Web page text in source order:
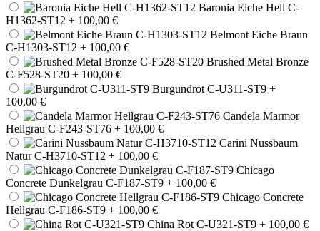
Baronia Eiche Hell C-
H1362-ST12 + 100,00 €
Belmont Eiche Braun
C-H1303-ST12 + 100,00 €
Brushed Metal Bronze
C-F528-ST20 + 100,00 €
Burgundrot C-U311-ST9 +
100,00 €
Candela Marmor
Hellgrau C-F243-ST76 + 100,00 €
Carini Nussbaum
Natur C-H3710-ST12 + 100,00 €
Chicago
Concrete Dunkelgrau C-F187-ST9 + 100,00 €
Chicago Concrete
Hellgrau C-F186-ST9 + 100,00 €
China Rot C-U321-ST9 + 100,00 €